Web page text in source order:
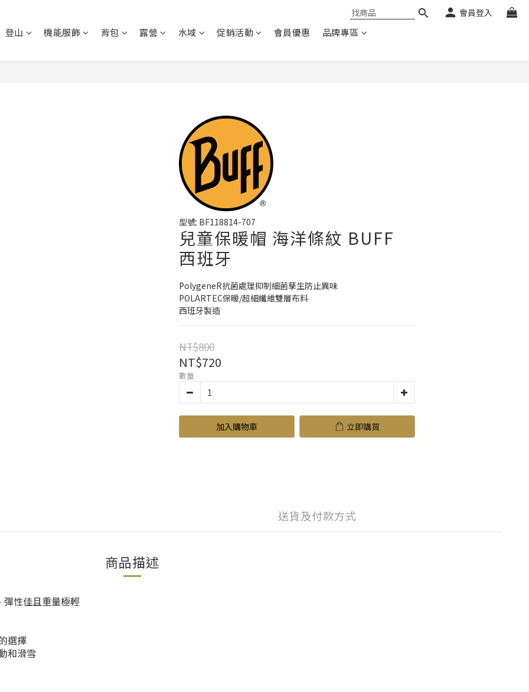
會員登入
登山 機能服飾 背包 露營 水域 促銷活動 會員優惠 品牌專區
型號: BF118814-707
兒童保暖帽 海洋條紋 BUFF
西班牙
PolygeneR抗菌處理抑制細菌孳生防止異味
POLARTEC保暖/超細纖維雙層布料
西班牙製造
NT$800
NT$720
數量
加入購物車 立即購買
送貨及付款方式
商品描述
彈性佳且重量極輕
選擇
和滑雪